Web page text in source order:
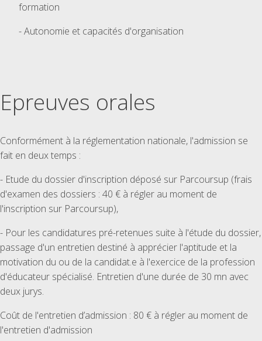
formation
- Autonomie et capacités d'organisation
Epreuves orales
Conformément à la réglementation nationale, l'admission se
fait en deux temps :
- Etude du dossier d'inscription déposé sur Parcoursup (frais
d'examen des dossiers : 40 € à régler au moment de
l'inscription sur Parcoursup),
- Pour les candidatures pré-retenues suite à l'étude du dossier,
passage d'un entretien destiné à apprécier l'aptitude et la
motivation du ou de la candidat.e à l'exercice de la profession
d'éducateur spécialisé. Entretien d'une durée de 30 mn avec
deux jurys.
Coût de l'entretien d’admission : 80 € à régler au moment de
l'entretien d'admission